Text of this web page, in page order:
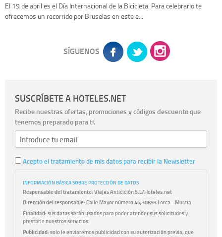
El 19 de abril es el Día Internacional de la Bicicleta. Para celebrarlo te
ofrecemos un recorrido por Bruselas en este e...
SÍGUENOS
SUSCRÍBETE A HOTELES.NET
Recibe nuestras ofertas, promociones y códigos descuento que
tenemos preparado para ti.
Acepto el tratamiento de mis datos para recibir la Newsletter
INFORMACIÓN BÁSICA SOBRE PROTECCIÓN DE DATOS
Responsable del tratamiento:Viajes Anticiclón S.L/Hoteles.net
Dirección del responsable:Calle Mayor número 46,30893 Lorca - Murcia
Finalidad:sus datos serán usados para poder atender sus solicitudes y
prestarle nuestros servicios.
Publicidad:solo le enviaremos publicidad con su autorización previa, que